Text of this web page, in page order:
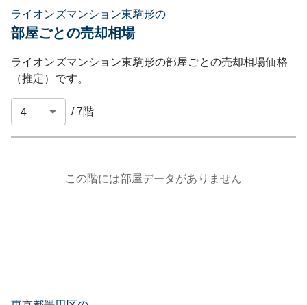
ライオンズマンション東駒形の
部屋ごとの売却相場
ライオンズマンション東駒形の部屋ごとの売却相場価格
（推定）です。
/7階
この階には部屋データがありません